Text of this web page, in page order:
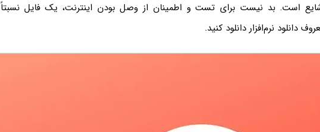
شایع است. بد نیست برای تست و اطمینان از وصل بودن اینترنت، یک فایل نسبتاً
دانلود نرم‌افزار دانلود کنید.